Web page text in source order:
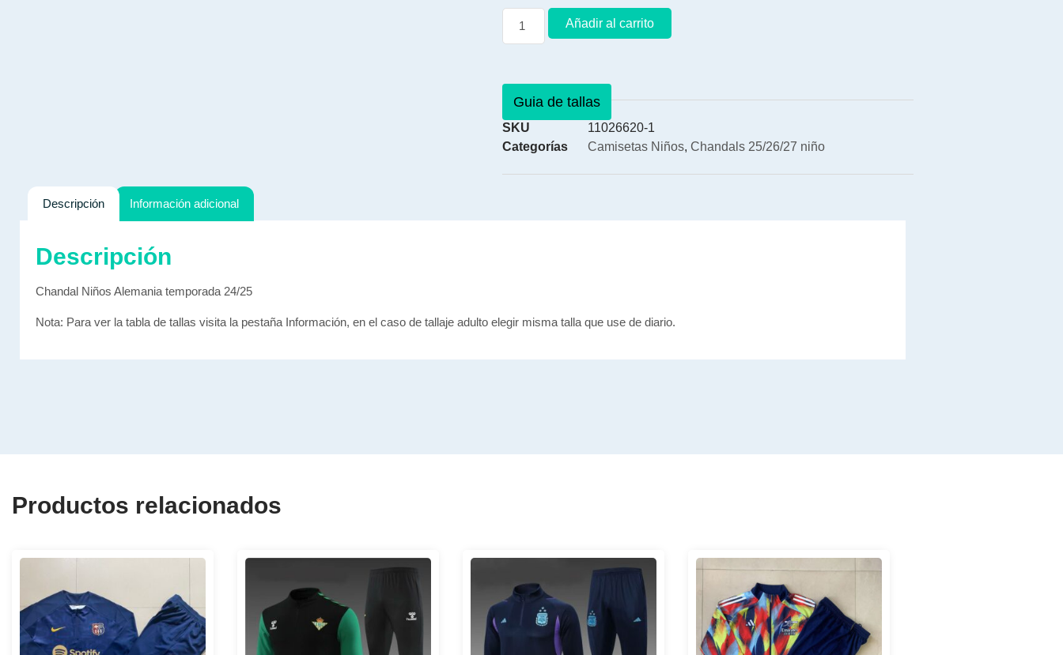
Añadir al carrito
Guia de tallas
SKU
11026620-1
Categorías
Camisetas Niños, Chandals 25/26/27 niño
Descripción Información adicional
Descripción
Chandal Niños Alemania temporada 24/25
Nota: Para ver la tabla de tallas visita la pestaña Información, en el caso de tallaje adulto elegir misma talla que use de diario.
Productos relacionados